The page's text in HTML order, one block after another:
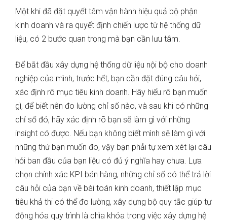
Một khi đã đặt quyết tâm vận hành hiệu quả bộ phận
kinh doanh và ra quyết định chiến lược từ hệ thống dữ
liệu, có 2 bước quan trọng mà bạn cần lưu tâm.
Để bắt đầu xây dựng hệ thống dữ liệu nội bộ cho doanh
nghiệp của mình, trước hết, bạn cần đặt đúng câu hỏi,
xác định rõ mục tiêu kinh doanh. Hãy hiểu rõ bạn muốn
gì, để biết nên đo lường chỉ số nào, và sau khi có những
chỉ số đó, hãy xác định rõ bạn sẽ làm gì với những
insight có được. Nếu bạn không biết mình sẽ làm gì với
những thứ bạn muốn đo, vậy bạn phải tự xem xét lại câu
hỏi ban đầu của bạn liệu có đủ ý nghĩa hay chưa. Lựa
chọn chính xác KPI bán hàng, những chỉ số có thể trả lời
câu hỏi của bạn về bài toán kinh doanh, thiết lập mục
tiêu khả thi có thể đo lường, xây dựng bộ quy tắc giúp tự
động hóa quy trình là chìa khóa trong việc xây dựng hệ